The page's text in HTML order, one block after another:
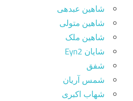
شاهین عبدهی
شاهین متولی
شاهین ملک
شایان Eyn2
شفق
شمس آریان
شهاب اکبری